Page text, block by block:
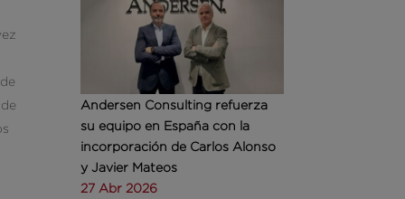
Andersen Consulting refuerza
su equipo en España con la
incorporación de Carlos Alonso
y Javier Mateos
27 Abr 2026